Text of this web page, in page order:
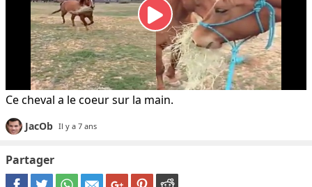
Ce cheval a le coeur sur la main.
JacOb Il y a 7 ans
Partager